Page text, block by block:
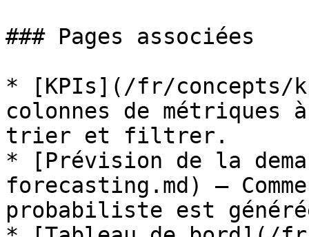
### Pages associées
* [KPIs](/fr/concepts/
colonnes de
trier et filtrer.
* [Prévision de la
forecasting.md) —
probabiliste est